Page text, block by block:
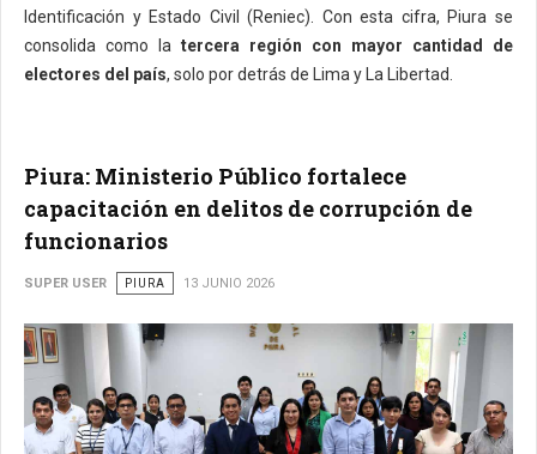
Identificación y Estado Civil (Reniec). Con esta cifra, Piura se
consolida como la tercera región con mayor cantidad de
electores del país, solo por detrás de Lima y La Libertad.
Piura: Ministerio Público fortalece
capacitación en delitos de corrupción de
funcionarios
SUPER USER PIURA 13 JUNIO 2026